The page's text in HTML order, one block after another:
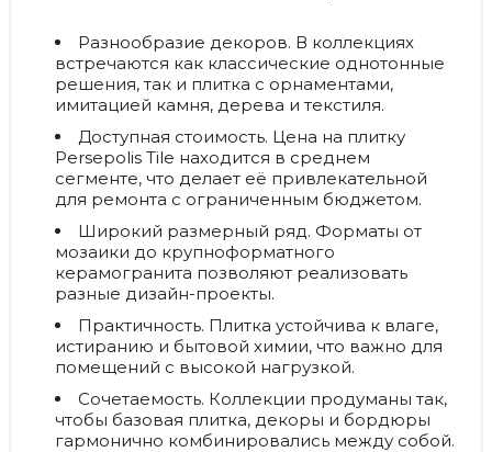
Разнообразие декоров. В коллекциях
встречаются как классические однотонные
решения, так и плитка с орнаментами,
имитацией камня, дерева и текстиля.
Доступная стоимость. Цена на плитку
Persepolis Tile находится в среднем
сегменте, что делает её привлекательной
для ремонта с ограниченным бюджетом.
Широкий размерный ряд. Форматы от
мозаики до крупноформатного
керамогранита позволяют реализовать
разные дизайн-проекты.
Практичность. Плитка устойчива к влаге,
истиранию и бытовой химии, что важно для
помещений с высокой нагрузкой.
Сочетаемость. Коллекции продуманы так,
чтобы базовая плитка, декоры и бордюры
гармонично комбинировались между собой.